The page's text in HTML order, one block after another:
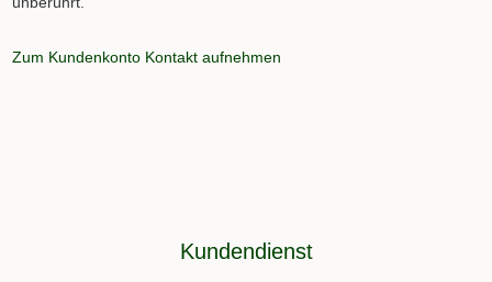
Zum Kundenkonto Kontakt aufnehmen
Kundendienst